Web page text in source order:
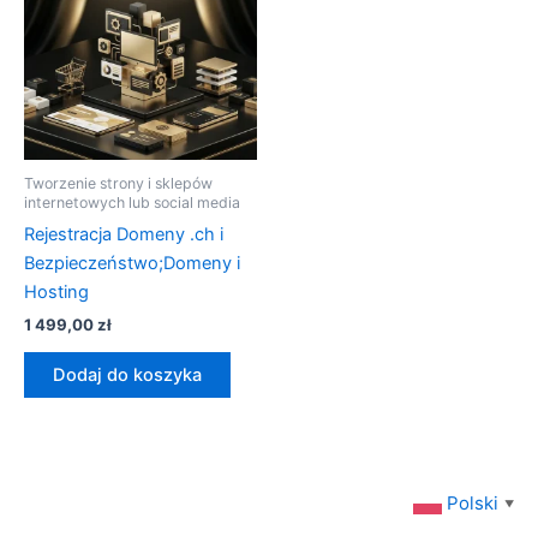
Tworzenie strony i sklepów
internetowych lub social media
Rejestracja Domeny .ch i
Bezpieczeństwo;Domeny i
Hosting
1 499,00zł
Dodaj do koszyka
Polski ▼